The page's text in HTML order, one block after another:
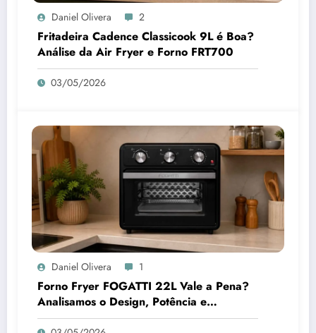
Daniel Olivera 2
Fritadeira Cadence Classicook 9L é Boa?
Análise da Air Fryer e Forno FRT700
03/05/2026
Daniel Olivera 1
Forno Fryer FOGATTI 22L Vale a Pena?
Analisamos o Design, Potência e
Praticidade